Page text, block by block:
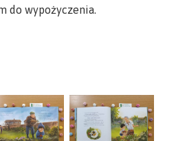
do wypożyczenia.